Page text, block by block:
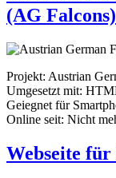
(AG Falcons)
Projekt: Austrian
Umgesetzt mit:
Geiegnet für
Online seit: Nicht
Webseite